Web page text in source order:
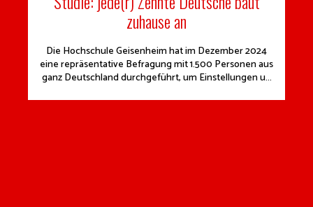
zuhause an
Die Hochschule Geisenheim hat im Dezember 2024
eine repräsentative Befragung mit 1.500 Personen aus
ganz Deutschland durchgeführt, um Einstellungen u...